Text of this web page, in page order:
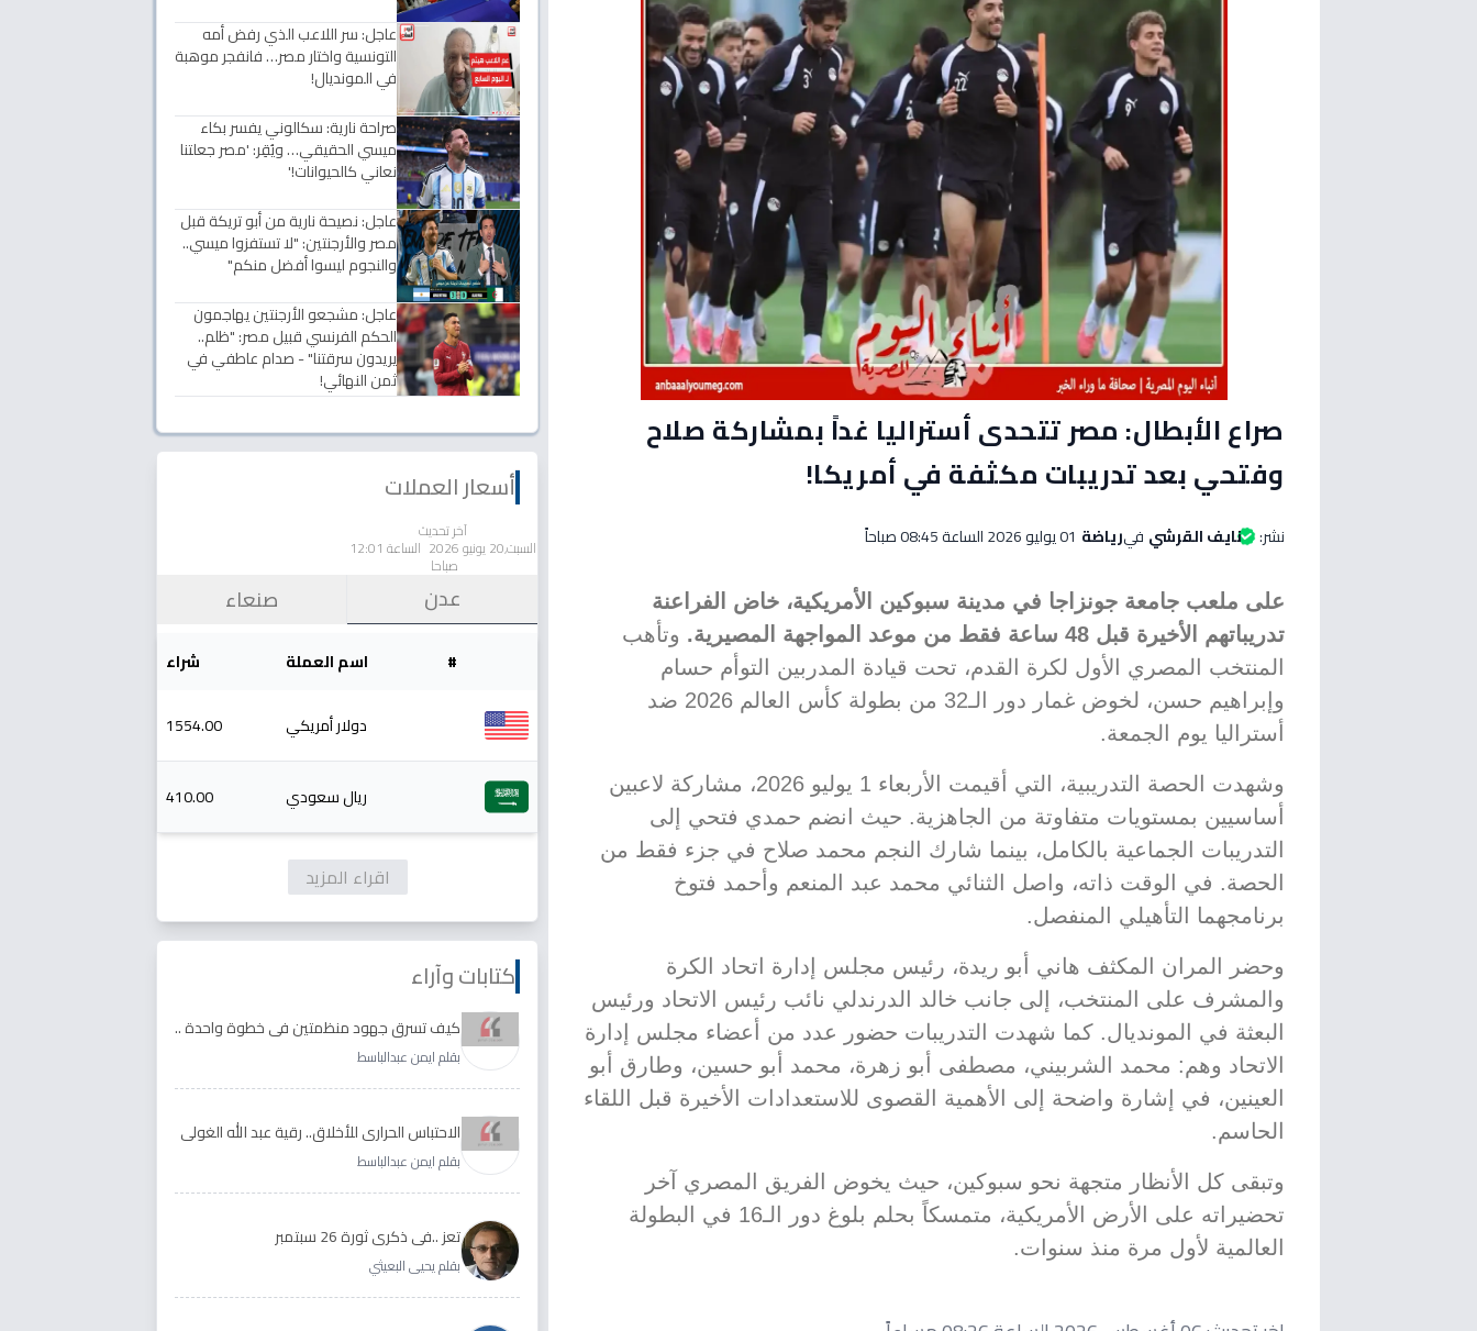
صراع الأبطال: مصر تتحدى أستراليا غداً بمشاركة صلاح
وفتحي بعد تدريبات مكثفة في أمريكا!
نشر: نايف القرشي فيرياضة 01 يوليو 2026 الساعة 08:45 صباحاً
على ملعب جامعة جونزاجا في مدينة سبوكين الأمريكية، خاض الفراعنة
تدريباتهم الأخيرة قبل 48 ساعة فقط من موعد المواجهة المصيرية.
وتأهب
المنتخب المصري الأول لكرة القدم، تحت قيادة المدربين التوأم حسام
وإبراهيم حسن، لخوض غمار دور الـ32 من بطولة كأس العالم 2026 ضد
أستراليا يوم الجمعة.
وشهدت الحصة التدريبية، التي أقيمت الأربعاء 1 يوليو 2026، مشاركة لاعبين
أساسيين بمستويات متفاوتة من الجاهزية. حيث انضم حمدي فتحي إلى
التدريبات الجماعية بالكامل، بينما شارك النجم محمد صلاح في جزء فقط من
الحصة. في الوقت ذاته، واصل الثنائي محمد عبد المنعم وأحمد فتوخ
برنامجهما التأهيلي المنفصل.
وحضر المران المكثف هاني أبو ريدة، رئيس مجلس إدارة اتحاد الكرة
والمشرف على المنتخب، إلى جانب خالد الدرندلي نائب رئيس الاتحاد ورئيس
البعثة في المونديال. كما شهدت التدريبات حضور عدد من أعضاء مجلس إدارة
الاتحاد وهم: محمد الشربيني، مصطفى أبو زهرة، محمد أبو حسين، وطارق أبو
العينين، في إشارة واضحة إلى الأهمية القصوى للاستعدادات الأخيرة قبل اللقاء
الحاسم.
وتبقى كل الأنظار متجهة نحو سبوكين، حيث يخوض الفريق المصري آخر
تحضيراته على الأرض الأمريكية، متمسكاً بحلم بلوغ دور الـ16 في البطولة
العالمية لأول مرة منذ سنوات.
عاجل: سر اللاعب الذي رفض أمه
التونسية واختار مصر… فانفجر موهبة
في المونديال!
صراحة نارية: سكالوني يفسر بكاء
ميسي الحقيقي… ويُقِر: 'مصر جعلتنا
نعاني كالحيوانات!'
عاجل: نصيحة نارية من أبو تريكة قبل
مصر والأرجنتين: "لا تستفزوا ميسي..
والنجوم ليسوا أفضل منكم"
عاجل: مشجعو الأرجنتين يهاجمون
الحكم الفرنسي قبيل مصر: "ظلم..
يريدون سرقتنا" - صدام عاطفي في
ثمن النهائي!
أسعار العملات
آخر تحديث
السبت,20 يونيو 2026 الساعة 12:01
صباحا
عدن صنعاء
# اسم العملة شراء
دولار أمريكي 1554.00
ريال سعودي 410.00
اقراء المزيد
كتابات وآراء
كيف تسرق جهود منظمتين في خطوة واحدة ..
الأجابة لدى رقية عبد الله الغولي وغدير طيره
بقلم ايمن عبدالباسط
الاحتباس الحراري للأخلاق.. رقية عبد الله الغولي
وغدير طيره نموذجا
بقلم ايمن عبدالباسط
تعز ..في ذكرى ثورة 26 سبتمبر
بقلم يحيى البعيثي